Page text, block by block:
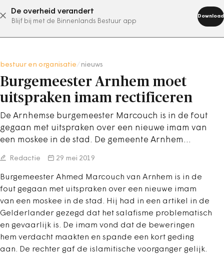
De overheid verandert
Blijf bij met de Binnenlands Bestuur app
Download
abonneer nu
bestuur en organisatie nieuws
Burgemeester Arnhem moet
uitspraken imam rectificeren
De Arnhemse burgemeester Marcouch is in de fout
gegaan met uitspraken over een nieuwe imam van
een moskee in de stad. De gemeente Arnhem…
Redactie 29 mei 2019
Burgemeester Ahmed Marcouch van Arnhem is in de
fout gegaan met uitspraken over een nieuwe imam
van een moskee in de stad. Hij had in een artikel in de
Gelderlander gezegd dat het salafisme problematisch
en gevaarlijk is. De imam vond dat de beweringen
hem verdacht maakten en spande een kort geding
aan. De rechter gaf de islamitische voorganger gelijk.